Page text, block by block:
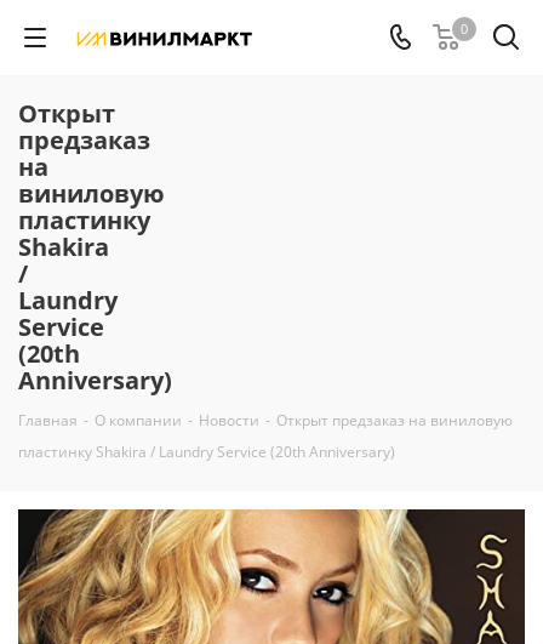
0
Открыт
предзаказ
на
виниловую
пластинку
Shakira
/
Laundry
Service
(20th
Anniversary)
Главная - О компании - Новости - Открыт предзаказ на виниловую
пластинку Shakira / Laundry Service (20th Anniversary)